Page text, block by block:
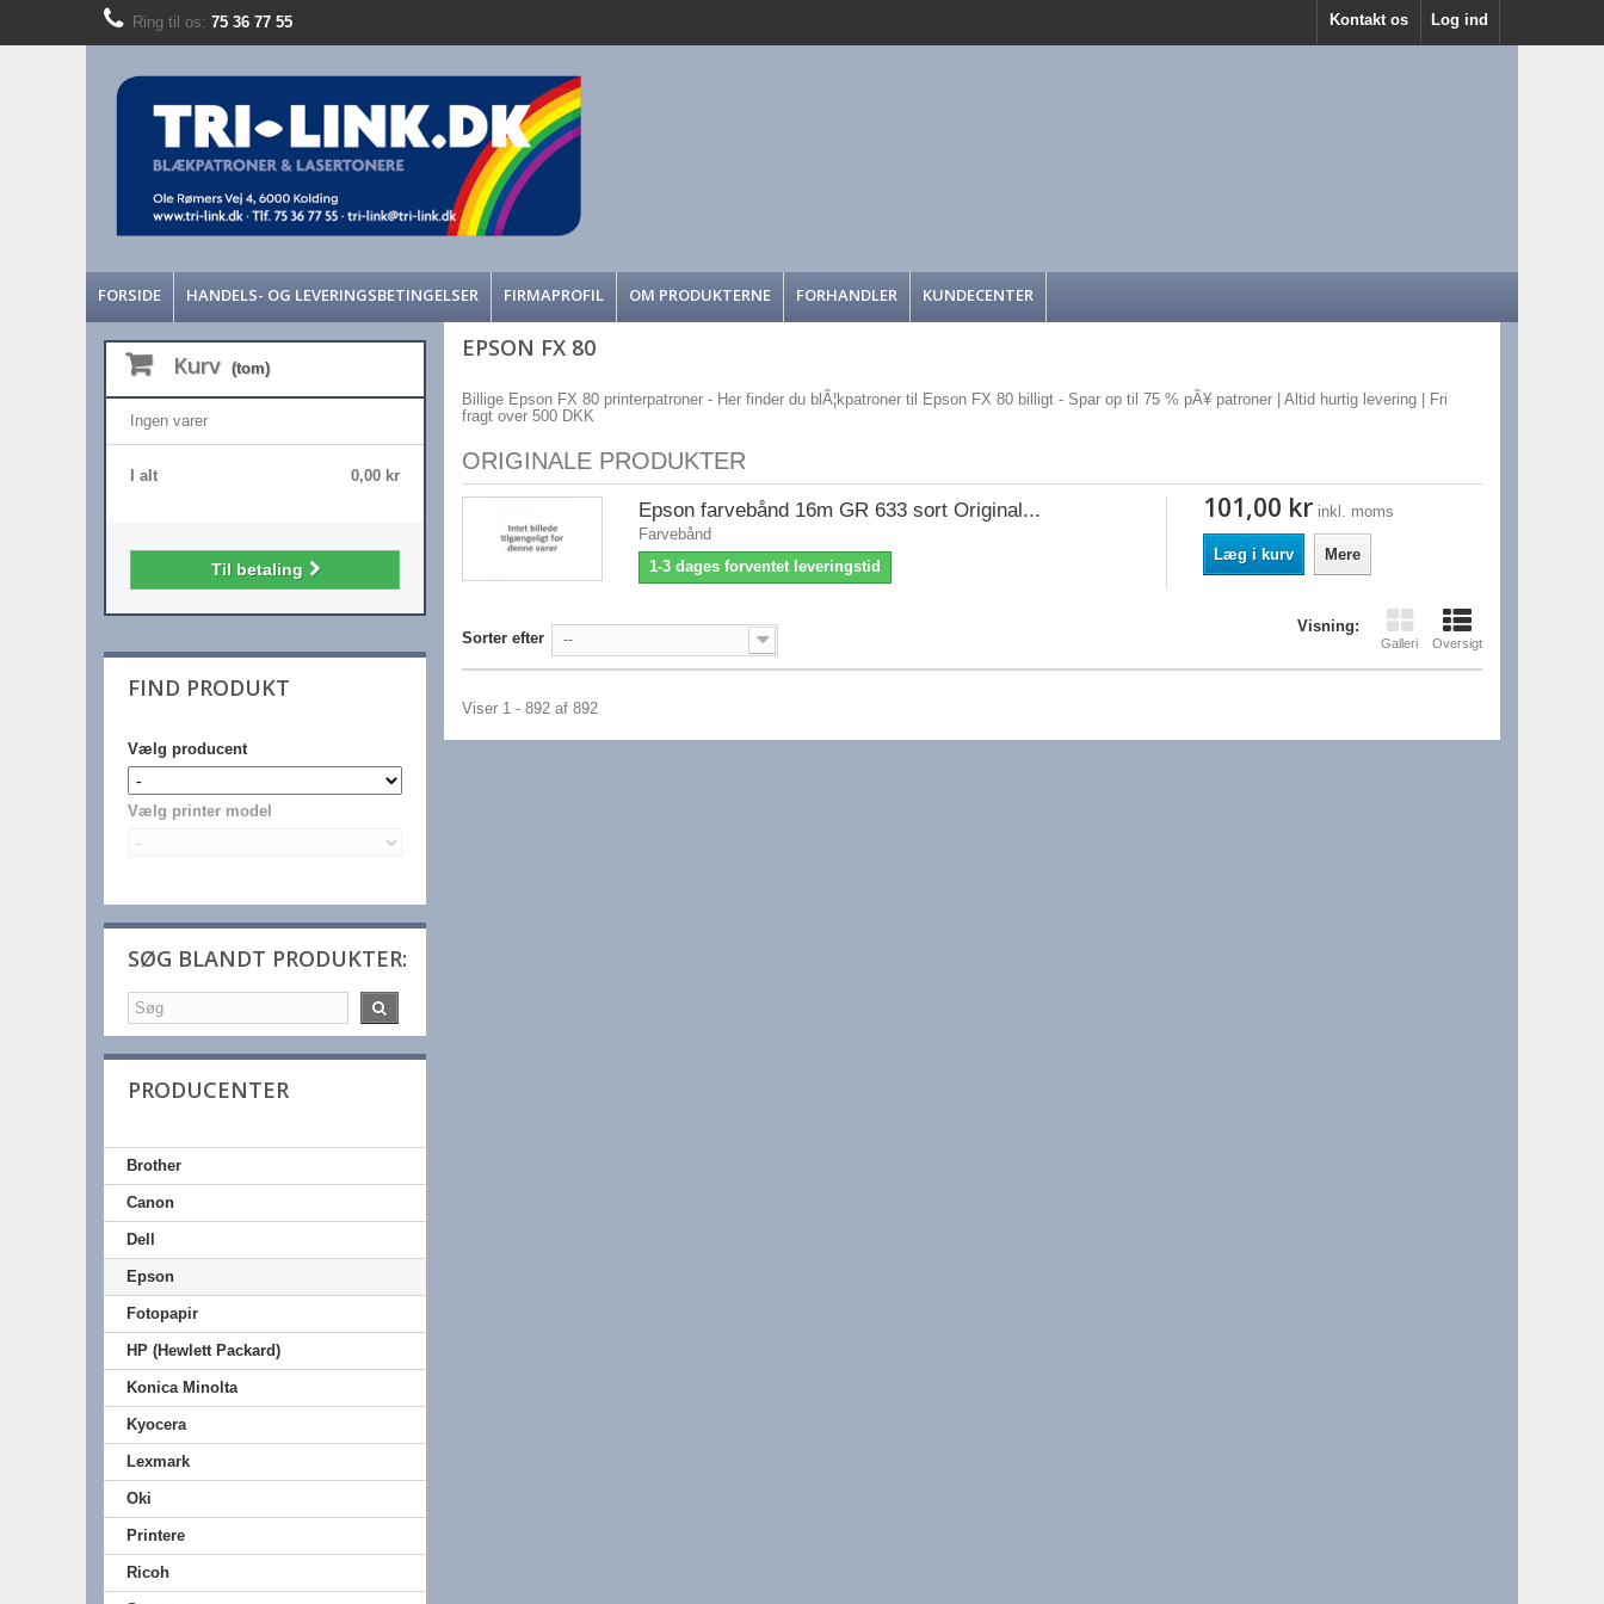
Log ind
Kontakt os
Ring til os: 75 36 77 55
FORSIDE HANDELS- OG LEVERINGSBETINGELSER FIRMAPROFIL OM PRODUKTERNE FORHANDLER KUNDECENTER
Kurv (tom)
Ingen varer
0,00 kr
I alt
Til betaling
FIND PRODUKT
Vælg producent
Vælg printer model
SØG BLANDT PRODUKTER:
PRODUCENTER
Brother
Canon
Dell
Epson
Fotopapir
HP (Hewlett Packard)
Konica Minolta
Kyocera
Lexmark
Oki
Printere
Ricoh
EPSON FX 80
Billige Epson FX 80 printerpatroner - Her finder du blÃ¦kpatroner til Epson FX 80 billigt - Spar op til 75 % pÃ¥ patroner | Altid hurtig levering | Fri
fragt over 500 DKK
ORIGINALE PRODUKTER
Epson farvebånd 16m GR 633 sort Original...
Farvebånd
1-3 dages forventet leveringstid
101,00 kr inkl. moms
Læg i kurv Mere
Visning:
Galleri Oversigt
Sorter efter --
Viser 1 - 892 af 892